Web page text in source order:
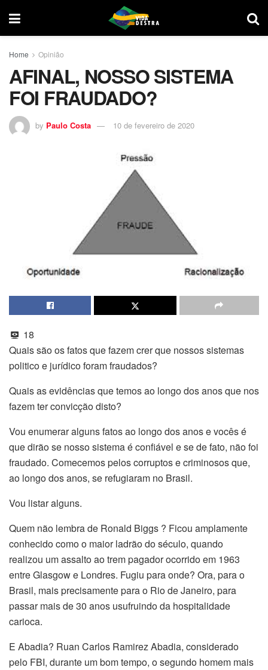
Home Opinião
AFINAL, NOSSO SISTEMA
FOI FRAUDADO?
by Paulo Costa 10 de fevereiro de 2020
18
Quais são os fatos que fazem crer que nossos sistemas
politico e jurídico foram fraudados?
Quais as evidências que temos ao longo dos anos que nos
fazem ter convicção disto?
Vou enumerar alguns fatos ao longo dos anos e vocês é
que dirão se nosso sistema é confiável e se de fato, não foi
fraudado. Comecemos pelos corruptos e criminosos que,
ao longo dos anos, se refugiaram no Brasil.
Vou listar alguns.
Quem não lembra de Ronald Biggs ? Ficou amplamente
conhecido como o maior ladrão do século, quando
realizou um assalto ao trem pagador ocorrido em 1963
entre Glasgow e Londres. Fugiu para onde? Ora, para o
Brasil, mais precisamente para o Rio de Janeiro, para
passar mais de 30 anos usufruindo da hospitalidade
carioca.
E Abadia? Ruan Carlos Ramirez Abadia, considerado
pelo FBI, durante um bom tempo, o segundo homem mais